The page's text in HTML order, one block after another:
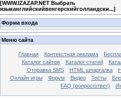
[WWW.IZAZAP.NET Выбрать
языканглийскийвенгерскийголландски...]
Форма входа
Меню сайта
Главная Контекстная реклама
Каталог сайтов
Каталог статей
Отправка SMS
HTML шпаргалка
Онлайн игры
Форум Видео Тесты
FAQ (вопрос/ответ)